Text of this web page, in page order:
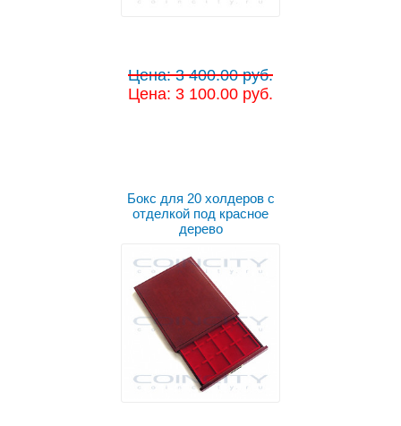
Цена: 3 400.00 руб.
Цена: 3 100.00 руб.
Бокс для 20 холдеров с
отделкой под красное
дерево